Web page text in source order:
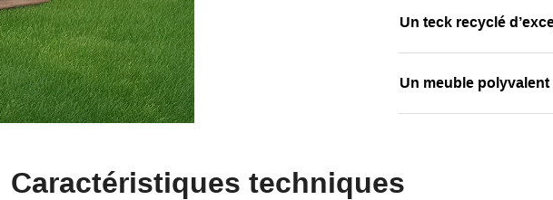
Un teck recyclé
Un meuble
Caractéristiques techniques